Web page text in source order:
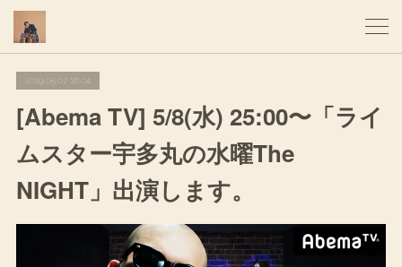
2019.05.07 16:04
[Abema TV] 5/8(水) 25:00〜「ライ
ムスター宇多丸の水曜The
NIGHT」出演します。